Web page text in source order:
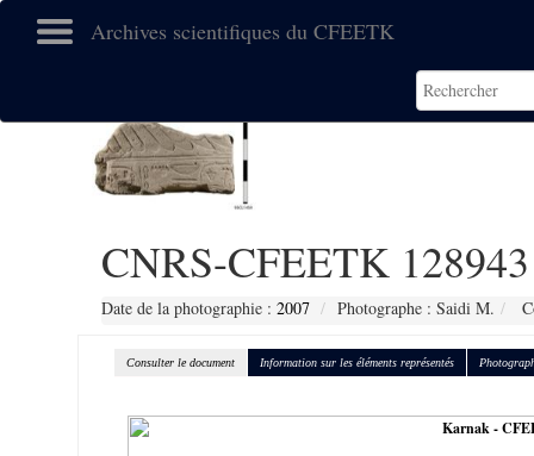
Archives scientifiques du CFEETK
CNRS-CFEETK 128943
Date de la photographie : 2007 Photographe : Saidi M.
Consulter le document Information sur les éléments représentés